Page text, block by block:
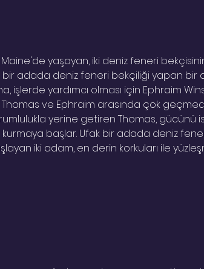
Maine'de yaşayan, iki deniz feneri
adada deniz feneri bekçiliği yapan bir
işlerde yardımcı olması için Ephraim
ve Ephraim arasında çok
yerine getiren Thomas,
başlar. Ufak bir adada deniz
iki adam, en derin korkuları ile